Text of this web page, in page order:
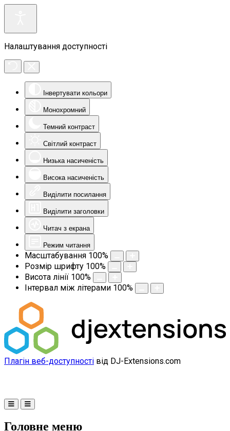
Налаштування доступності
Інвертувати кольори
Монохромний
Темний контраст
Світлий контраст
Низька насиченість
Висока насиченість
Виділити посилання
Виділити заголовки
Читач з екрана
Режим читання
Масштабування 100%
Розмір шрифту 100%
Висота лінії 100%
Інтервал між літерами 100%
Плагін веб-доступності від DJ-Extensions.com
Головне меню